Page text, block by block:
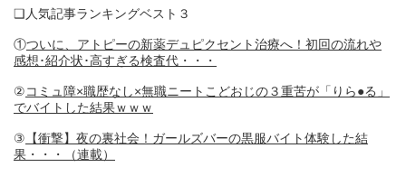
❑人気記事ランキングベスト３
①ついに、アトピーの新薬デュピクセント治療へ！初回の流れや
感想･紹介状･高すぎる検査代・・・
②コミュ障×職歴なし×無職ニートこどおじの３重苦が「りら●る」
でバイトした結果ｗｗｗ
③ 【衝撃】夜の裏社会！ガールズバーの黒服バイト体験した結
果・・・（連載）